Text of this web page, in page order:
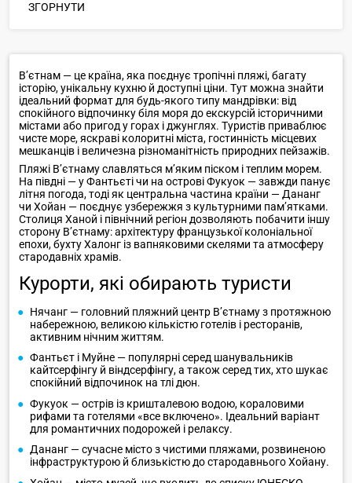
ЗГОРНУТИ
В’єтнам — це країна, яка поєднує тропічні пляжі, багату
історію, унікальну кухню й доступні ціни. Тут можна знайти
ідеальний формат для будь-якого типу мандрівки: від
спокійного відпочинку біля моря до екскурсій історичними
містами або пригод у горах і джунглях. Туристів приваблює
чисте море, яскраві колоритні міста, гостинність місцевих
мешканців і величезна різноманітність природних пейзажів.
Пляжі В’єтнаму славляться м’яким піском і теплим морем.
На півдні — у Фантьєті чи на острові Фукуок — завжди панує
літня погода, тоді як центральна частина країни — Дананг
чи Хойан — поєднує узбережжя з культурними пам’ятками.
Столиця Ханой і північний регіон дозволяють побачити іншу
сторону В’єтнаму: архітектуру французької колоніальної
епохи, бухту Халонг із вапняковими скелями та атмосферу
стародавніх храмів.
Курорти, які обирають туристи
Нячанг — головний пляжний центр В’єтнаму з протяжною
набережною, великою кількістю готелів і ресторанів,
активним нічним життям.
Фантьєт і Муйне — популярні серед шанувальників
кайтсерфінгу й віндсерфінгу, а також серед тих, хто шукає
спокійний відпочинок на тлі дюн.
Фукуок — острів із кришталевою водою, кораловими
рифами та готелями «все включено». Ідеальний варіант
для романтичних подорожей і релаксу.
Дананг — сучасне місто з чистими пляжами, розвиненою
інфраструктурою й близькістю до стародавнього Хойану.